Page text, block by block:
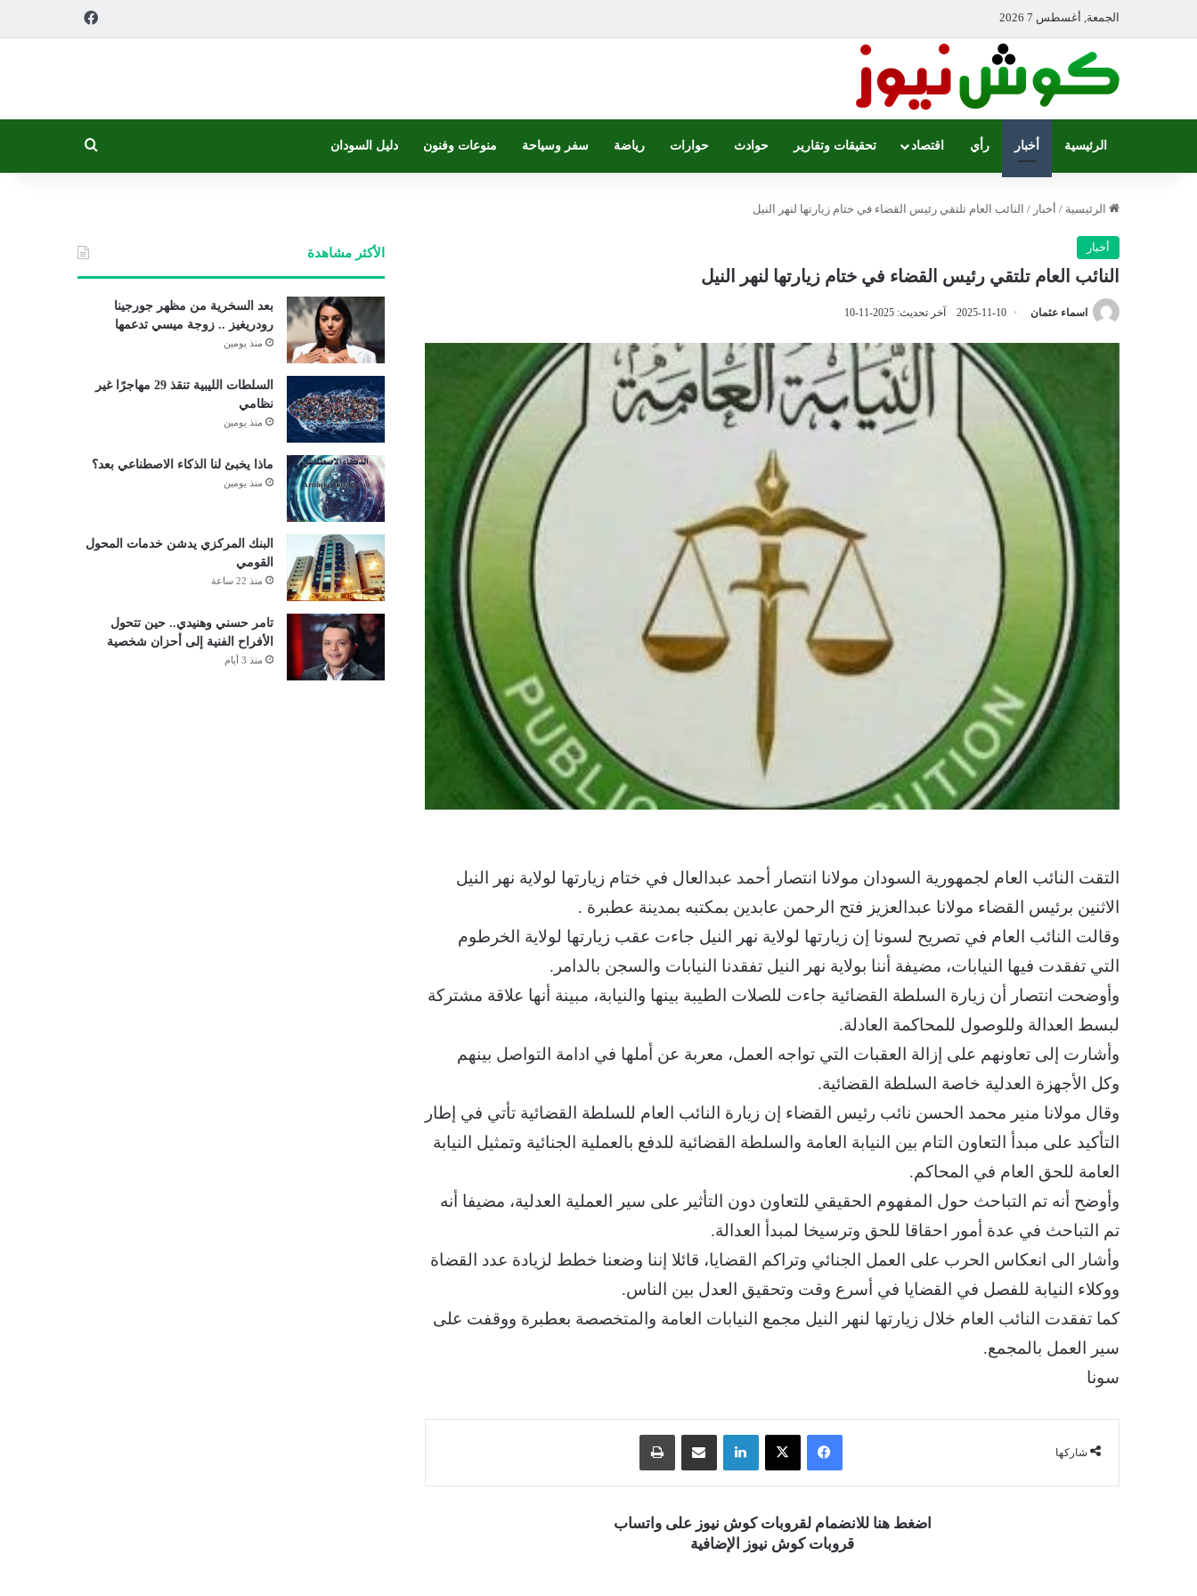
الجمعة, أغسطس 7 2026
الرئيسية أخبار رأي اقتصاد تحقيقات وتقارير حوادث حوارات رياضة سفر وسياحة منوعات وفنون دليل السودان
الرئيسية / أخبار / النائب العام تلتقي رئيس القضاء في ختام زيارتها لنهر النيل
أخبار
النائب العام تلتقي رئيس القضاء في ختام زيارتها لنهر النيل
اسماء عثمان 2025-11-10 آخر تحديث: 2025-11-10
التقت النائب العام لجمهورية السودان مولانا انتصار أحمد عبدالعال في ختام زيارتها لولاية نهر النيل
الاثنين برئيس القضاء مولانا عبدالعزيز فتح الرحمن عابدين بمكتبه بمدينة عطبرة .
وقالت النائب العام في تصريح لسونا إن زيارتها لولاية نهر النيل جاءت عقب زيارتها لولاية الخرطوم
التي تفقدت فيها النيابات، مضيفة أننا بولاية نهر النيل تفقدنا النيابات والسجن بالدامر.
وأوضحت انتصار أن زيارة السلطة القضائية جاءت للصلات الطيبة بينها والنيابة، مبينة أنها علاقة مشتركة
لبسط العدالة وللوصول للمحاكمة العادلة.
وأشارت إلى تعاونهم على إزالة العقبات التي تواجه العمل، معربة عن أملها في ادامة التواصل بينهم
وكل الأجهزة العدلية خاصة السلطة القضائية.
وقال مولانا منير محمد الحسن نائب رئيس القضاء إن زيارة النائب العام للسلطة القضائية تأتي في إطار
التأكيد على مبدأ التعاون التام بين النيابة العامة والسلطة القضائية للدفع بالعملية الجنائية وتمثيل النيابة
العامة للحق العام في المحاكم.
وأوضح أنه تم التباحث حول المفهوم الحقيقي للتعاون دون التأثير على سير العملية العدلية، مضيفا أنه
تم التباحث في عدة أمور احقاقا للحق وترسيخا لمبدأ العدالة.
وأشار الى انعكاس الحرب على العمل الجنائي وتراكم القضايا، قائلا إننا وضعنا خطط لزيادة عدد القضاة
ووكلاء النيابة للفصل في القضايا في أسرع وقت وتحقيق العدل بين الناس.
كما تفقدت النائب العام خلال زيارتها لنهر النيل مجمع النيابات العامة والمتخصصة بعطبرة ووقفت على
سير العمل بالمجمع.
سونا
شاركها
فيسبوك ‫X لينكدإن مشاركة عبر البريد
اضغط هنا للانضمام لقروبات كوش نيوز على واتساب
قروبات كوش نيوز الإضافية
الأكثر مشاهدة
بعد السخرية من مظهر جورجينا
رودريغيز .. زوجة ميسي تدعمها
منذ يومين
السلطات الليبية تنقذ 29 مهاجرًا غير
نظامي
منذ يومين
ماذا يخبئ لنا الذكاء الاصطناعي بعد؟
منذ يومين
البنك المركزي يدشن خدمات المحول
القومي
منذ 22 ساعة
تامر حسني وهنيدي.. حين تتحول
الأفراح الفنية إلى أحزان شخصية
منذ 3 أيام